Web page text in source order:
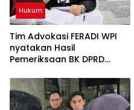
Hukum
Tim Advokasi FERADI WPI
nyatakan Hasil
Pemeriksaan BK DPRD
Penyidikan Perkara Fam
Fuk Tjhong alias Eyang Uun